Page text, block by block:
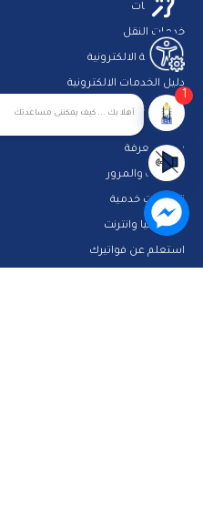
حجز جبانات
خدمات النقل
المشاركة الالكترونية
دليل الخدمات الالكترونية
معلومات تهمك
بنك المعرفة
الشرطة والمرور
تطبيقات خدمية
تكنولوجيا وانترنت
استعلم عن فواتيرك
أهلا بك ... كيف يمكننى مساعدتك
1